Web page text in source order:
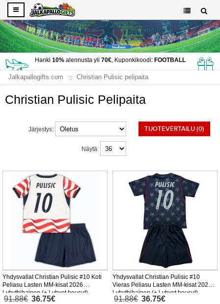
Hanki 10%alennusta yli 70€, Kuponkikoodi: FOOTBALL
Jalkapallogifts.com Christian Pulisic pelipaita
Christian Pulisic Pelipaita
TUOTEVERTAILU (0)
Järjestys:
Näytä:
Yhdysvallat Christian Pulisic #10 Koti
Peliasu Lasten MM-kisat 2026
Lyhythihainen (+ Lyhyet housut)
91.88€ 36.75€
Yhdysvallat Christian Pulisic #10
Vieras Peliasu Lasten MM-kisat 2026
Lyhythihainen (+ Lyhyet housut)
91.88€ 36.75€